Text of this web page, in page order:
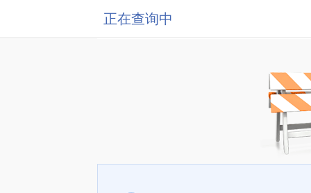
正在查询中